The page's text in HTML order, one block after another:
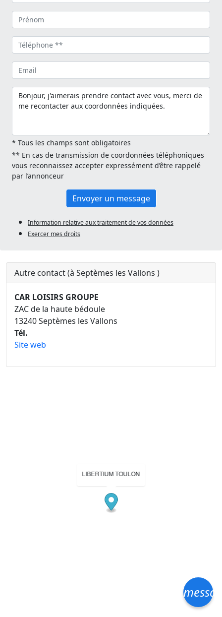
* Tous les champs sont obligatoires
** En cas de transmission de coordonnées téléphoniques
vous reconnaissez accepter expressément d’être rappelé
par l’annonceur
Envoyer un message
Information relative aux traitement de vos données
Exercer mes droits
Autre contact (à Septèmes les Vallons )
CAR LOISIRS GROUPE
ZAC de la haute bédoule
13240 Septèmes les Vallons
Tél.
Site web
LIBERTIUM TOULON